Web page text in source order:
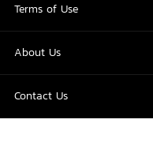
Terms of Use
About Us
Contact Us